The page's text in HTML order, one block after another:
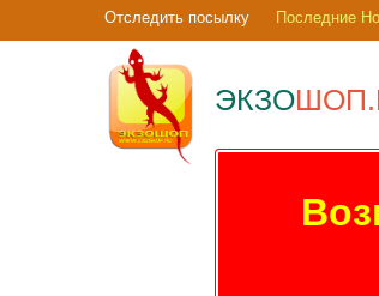
Отследить посылку Последние
ЭКЗО